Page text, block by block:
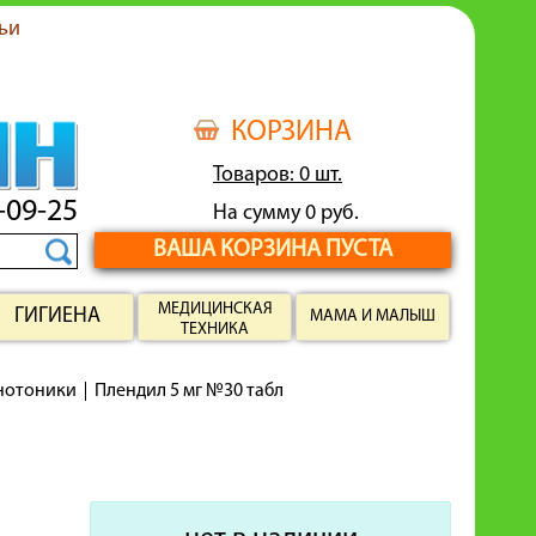
КОРЗИНА
Товаров: 0 шт.
На сумму 0 руб.
ВАША КОРЗИНА ПУСТА
25
ГИГИЕНА
МЕДИЦИНСКАЯ
ТЕХНИКА
МАМА И МАЛЫШ
Плендил 5 мг №30 табл